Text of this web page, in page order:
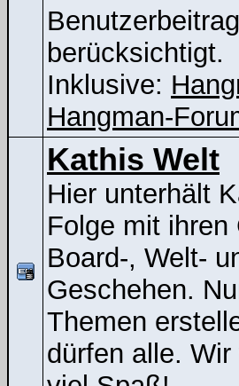
berücksichtigt.
Inklusive:
Hangman-
Kathis Welt
Hier unterhält
Folge mit
Board-, Welt-
Geschehen.
Themen
dürfen alle.